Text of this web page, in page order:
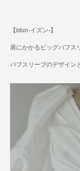
【idun-イズン-】
肩にかかるビッグパフス
パフスリーブのデザイン